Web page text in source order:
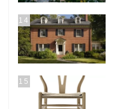
14
15